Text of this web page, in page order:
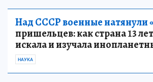
Над СССР военные натянули
пришельцев: как страна 13
искала и изучала
НАУКА